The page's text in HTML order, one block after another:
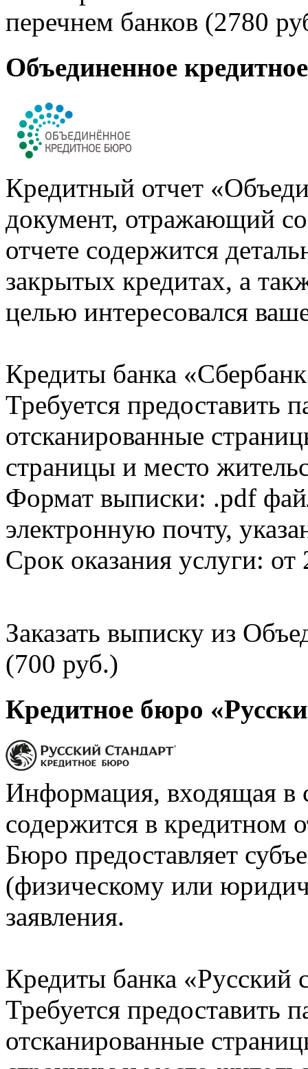
перечнем банков (2780
Объединенное
Кредитный отчет
документ, отражающий
отчете содержится
закрытых кредитах, а
целью интересовался
Кредиты банка
Требуется предоставить
отсканированные
страницы и место
Формат выписки: .pdf
электронную почту,
Срок оказания услуги: от
Заказать выписку из
(700 руб.)
Кредитное бюро
Информация, входящая в
содержится в кредитном
Бюро предоставляет
(физическому или
заявления.
Кредиты банка «Русский
Требуется предоставить
отсканированные